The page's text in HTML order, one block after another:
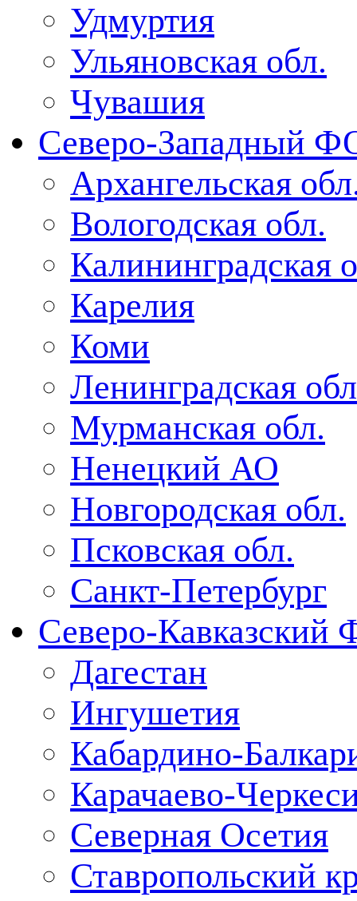
Удмуртия
Ульяновская обл.
Чувашия
Северо-Западный
Архангельская
Вологодская обл.
Калининградская
Карелия
Коми
Ленинградская
Мурманская обл.
Ненецкий АО
Новгородская обл.
Псковская обл.
Санкт-Петербург
Северо-Кавказский
Дагестан
Ингушетия
Кабардино-
Карачаево-
Северная Осетия
Ставропольский